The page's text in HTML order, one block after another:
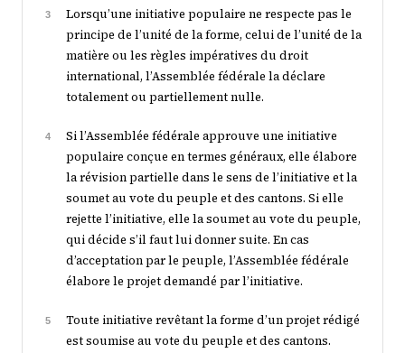
3
Lorsqu’une initiative populaire ne respecte pas le
principe de l’unité de la forme, celui de l’unité de la
matière ou les règles impératives du droit
international, l’Assemblée fédérale la déclare
totalement ou partiellement nulle.
4
Si l’Assemblée fédérale approuve une initiative
populaire conçue en termes généraux, elle élabore
la révision partielle dans le sens de l’initiative et la
soumet au vote du peuple et des cantons. Si elle
rejette l’initiative, elle la soumet au vote du peuple,
qui décide s’il faut lui donner suite. En cas
d’acceptation par le peuple, l’Assemblée fédérale
élabore le projet demandé par l’initiative.
5
Toute initiative revêtant la forme d’un projet rédigé
est soumise au vote du peuple et des cantons.